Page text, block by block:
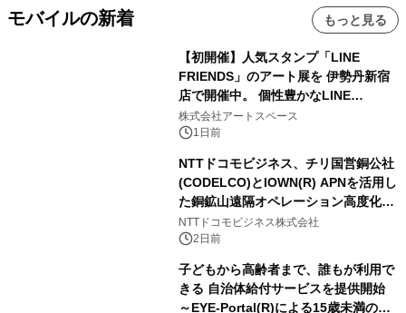
モバイルの新着 もっと見る
【初開催】人気スタンプ「LINE
FRIENDS」のアート展を 伊勢丹新宿
店で開催中。 個性豊かなLINE
FRIENDSの仲間たちが インテリアア
ートとして新たな魅力を発信。
株式会社アートスペース
1日前
NTTドコモビジネス、チリ国営銅公社
(CODELCO)とIOWN(R) APNを活用し
た銅鉱山遠隔オペレーション高度化に
向けた調査・実証を開始
NTTドコモビジネス株式会社
2日前
子どもから高齢者まで、誰もが利用で
きる 自治体給付サービスを提供開始
～EYE-Portal(R)による15歳未満の本